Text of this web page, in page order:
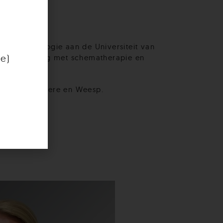
Psychologie aan de Universiteit van
ervaring met schematherapie en
in Almere en Weesp.